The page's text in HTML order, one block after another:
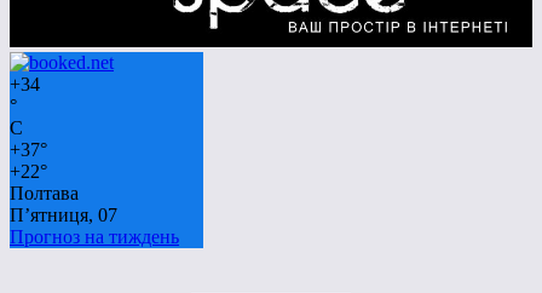
+34
°
C
+37°
+22°
Полтава
П’ятниця, 07
Прогноз на тиждень